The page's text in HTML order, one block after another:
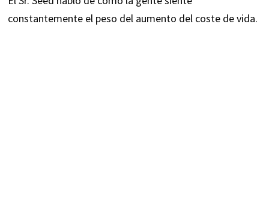
constantemente el peso del aumento del coste de vida.